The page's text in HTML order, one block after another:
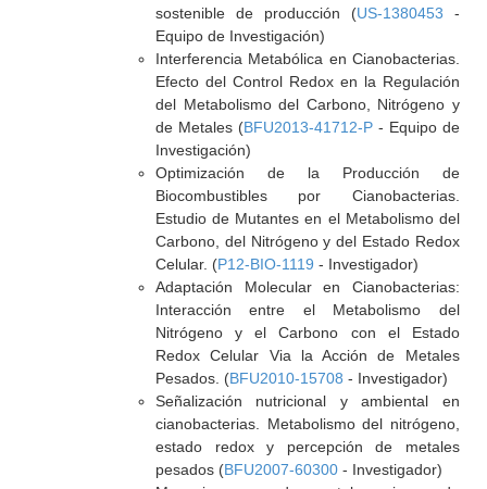
sostenible de producción (US-1380453 -
Equipo de Investigación)
Interferencia Metabólica en Cianobacterias.
Efecto del Control Redox en la Regulación
del Metabolismo del Carbono, Nitrógeno y
de Metales (BFU2013-41712-P- Equipo de
Investigación)
Optimización de la Producción de
Biocombustibles por Cianobacterias.
Estudio de Mutantes en el Metabolismo del
Carbono, del Nitrógeno y del Estado Redox
Celular. (P12-BIO-1119 - Investigador)
Adaptación Molecular en Cianobacterias:
Interacción entre el Metabolismo del
Nitrógeno y el Carbono con el Estado
Redox Celular Via la Acción de Metales
Pesados. (BFU2010-15708 - Investigador)
Señalización nutricional y ambiental en
cianobacterias. Metabolismo del nitrógeno,
estado redox y percepción de metales
pesados (BFU2007-60300- Investigador)